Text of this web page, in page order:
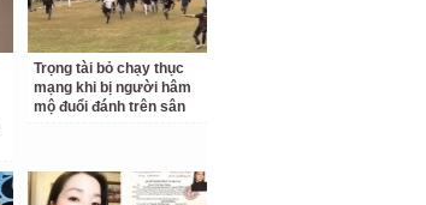
Trọng tài bỏ chạy thục
mạng khi bị người hâm
mộ đuổi đánh trên sân